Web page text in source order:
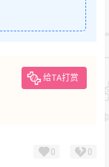
给TA打赏
0 0